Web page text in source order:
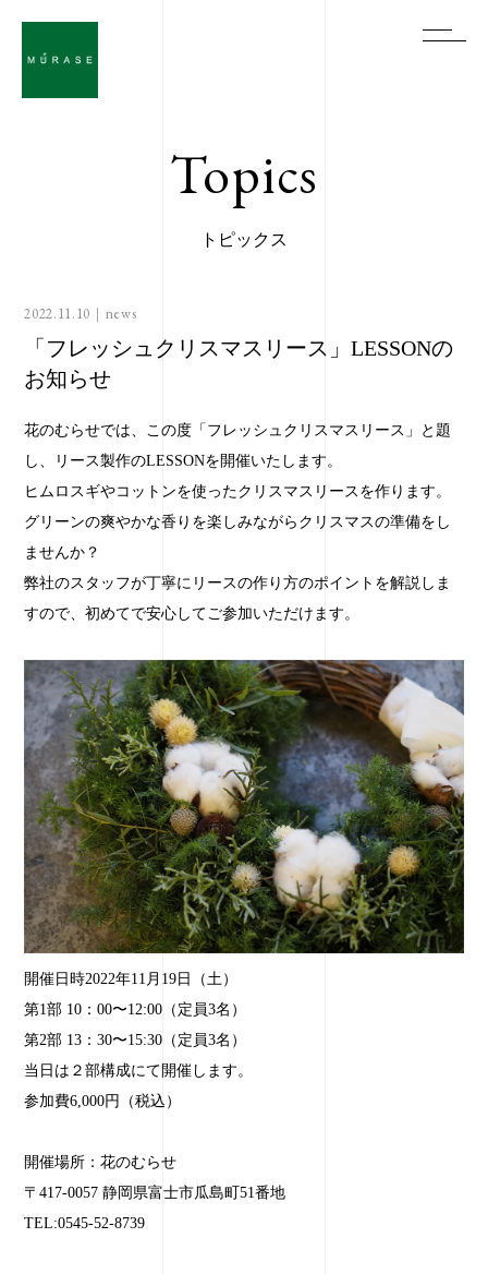
Topics
トピックス
2022.11.10｜ news
「フレッシュクリスマスリース」LESSONの
お知らせ
花のむらせでは、この度「フレッシュクリスマスリース」と題
し、リース製作のLESSONを開催いたします。
ヒムロスギやコットンを使ったクリスマスリースを作ります。
グリーンの爽やかな香りを楽しみながらクリスマスの準備をし
ませんか？
弊社のスタッフが丁寧にリースの作り方のポイントを解説しま
すので、初めてで安心してご参加いただけます。
開催日時2022年11月19日（土）
第1部 10：00〜12:00（定員3名）
第2部 13：30〜15:30（定員3名）
当日は２部構成にて開催します。
参加費6,000円（税込）
開催場所：花のむらせ
〒417-0057 静岡県富士市瓜島町51番地
TEL:0545-52-8739